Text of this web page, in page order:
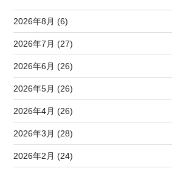
2026年8月 (6)
2026年7月 (27)
2026年6月 (26)
2026年5月 (26)
2026年4月 (26)
2026年3月 (28)
2026年2月 (24)